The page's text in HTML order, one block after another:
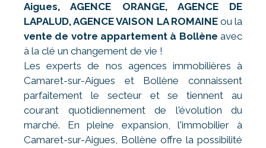
Aigues, AGENCE ORANGE, AGENCE DE
LAPALUD, AGENCE VAISON LA ROMAINEou la
vente de votre appartement à Bollène avec
à la clé un changement de vie !
Les experts de nos agences immobilières à
Camaret-sur-Aigues et Bollène connaissent
parfaitement le secteur et se tiennent au
courant quotidiennement de l'évolution du
marché. En pleine expansion, l'immobilier à
Camaret-sur-Aigues, Bollène offre la possibilité